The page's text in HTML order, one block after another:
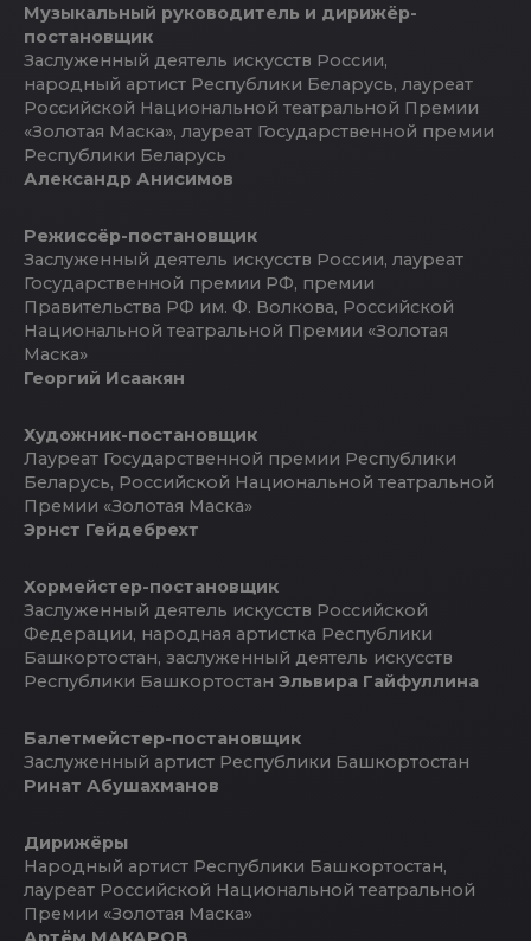
Музыкальный руководитель и дирижёр-
постановщик
Заслуженный деятель искусств России,
народный артист Республики Беларусь, лауреат
Российской Национальной театральной Премии
«Золотая Маска», лауреат Государственной премии
Республики Беларусь
Александр Анисимов
Режиссёр-постановщик
Заслуженный деятель искусств России, лауреат
Государственной премии РФ, премии
Правительства РФ им. Ф. Волкова, Российской
Национальной театральной Премии «Золотая
Маска»
Георгий Исаакян
Художник-постановщик
Лауреат Государственной премии Республики
Беларусь, Российской Национальной театральной
Премии «Золотая Маска»
Эрнст Гейдебрехт
Хормейстер-постановщик
Заслуженный деятель искусств Российской
Федерации, народная артистка Республики
Башкортостан, заслуженный деятель искусств
Республики Башкортостан Эльвира Гайфуллина
Балетмейстер-постановщик
Заслуженный артист Республики Башкортостан
Ринат Абушахманов
Дирижёры
Народный артист Республики Башкортостан,
лауреат Российской Национальной театральной
Премии «Золотая Маска»